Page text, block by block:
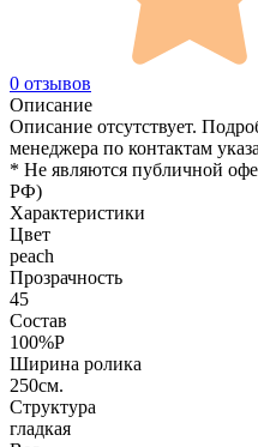
0 отзывов
Описание
Описание отсутствует.
менеджера по контактам
* Не являются публичной
РФ)
Характеристики
Цвет
peach
Прозрачность
45
Состав
100%P
Ширина ролика
250см.
Структура
гладкая